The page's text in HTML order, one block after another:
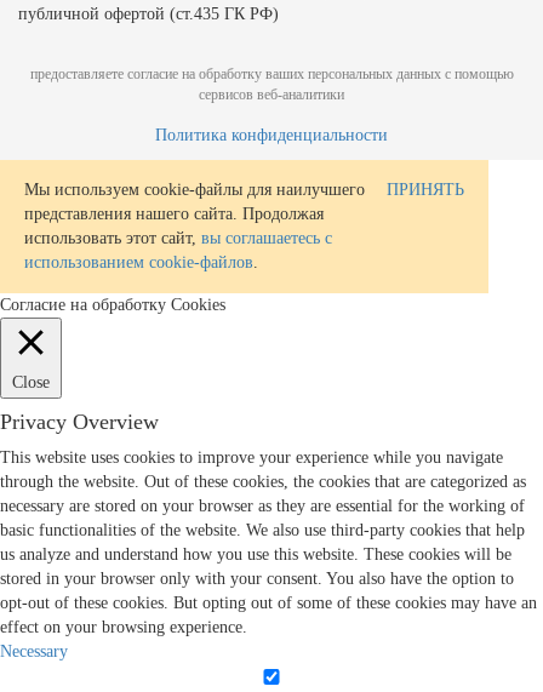
публичной офертой (ст.435 ГК РФ)
предоставляете согласие на обработку ваших персональных данных с помощью
сервисов веб-аналитики
Политика конфиденциальности
Мы используем cookie-файлы для наилучшего
представления нашего сайта. Продолжая
использовать этот сайт, вы соглашаетесь с
использованием cookie-файлов
ПРИНЯТЬ
Согласие на обработку Cookies
Close
Privacy Overview
This website uses cookies to improve your experience while you navigate
through the website. Out of these cookies, the cookies that are categorized as
necessary are stored on your browser as they are essential for the working of
basic functionalities of the website. We also use third-party cookies that help
us analyze and understand how you use this website. These cookies will be
stored in your browser only with your consent. You also have the option to
opt-out of these cookies. But opting out of some of these cookies may have an
effect on your browsing experience.
Necessary